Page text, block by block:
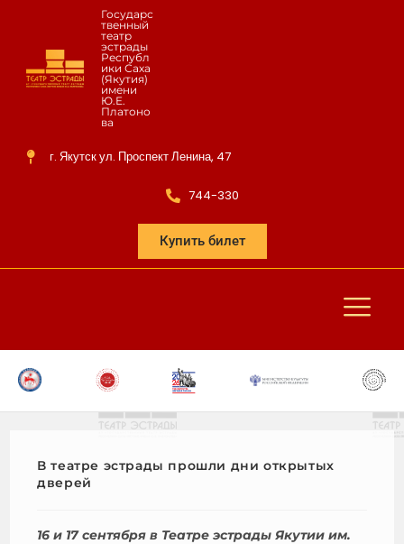
Государс
твенный
театр
эстрады
Республ
ики Саха
(Якутия)
имени
Ю.Е.
Платоно
ва
г. Якутск ул. Проспект Ленина, 47
744-330
Купить билет
В театре эстрады прошли дни открытых
дверей
16 и 17 сентября в Театре эстрады Якутии им.